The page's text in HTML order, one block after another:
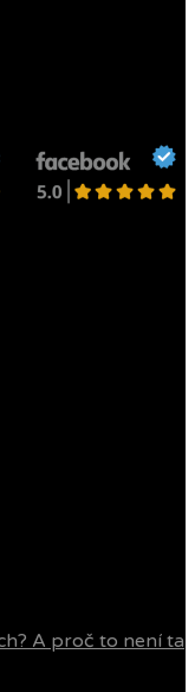
A proč to není ta